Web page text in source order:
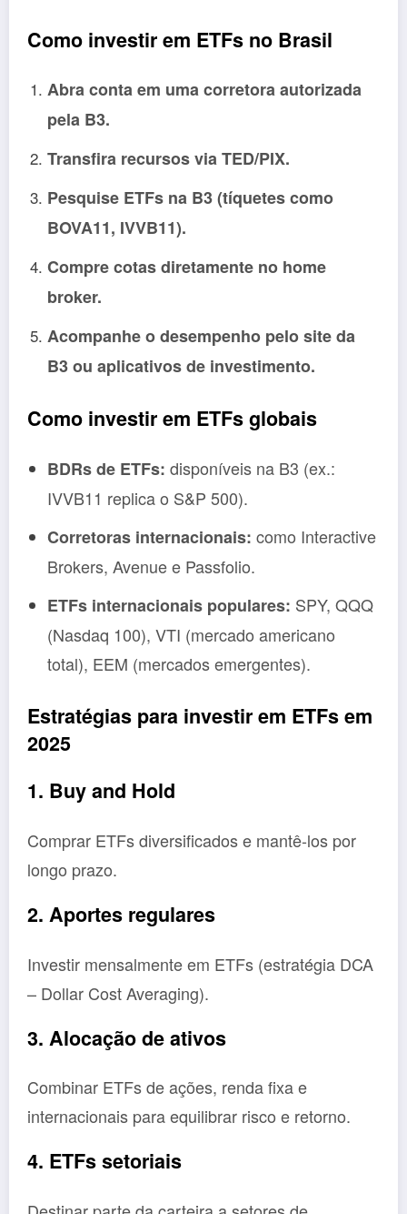
Como investir em ETFs no Brasil
Abra conta em uma corretora autorizada
pela B3.
Transfira recursos via TED/PIX.
Pesquise ETFs na B3 (tíquetes como
BOVA11, IVVB11).
Compre cotas diretamente no home
broker.
Acompanhe o desempenho pelo site da
B3 ou aplicativos de investimento.
Como investir em ETFs globais
BDRs de ETFs: disponíveis na B3 (ex.:
IVVB11 replica o S&P 500).
Corretoras internacionais: como Interactive
Brokers, Avenue e Passfolio.
ETFs internacionais populares: SPY, QQQ
(Nasdaq 100), VTI (mercado americano
total), EEM (mercados emergentes).
Estratégias para investir em ETFs em
2025
1. Buy and Hold
Comprar ETFs diversificados e mantê-los por
longo prazo.
2. Aportes regulares
Investir mensalmente em ETFs (estratégia DCA
– Dollar Cost Averaging).
3. Alocação de ativos
Combinar ETFs de ações, renda fixa e
internacionais para equilibrar risco e retorno.
4. ETFs setoriais